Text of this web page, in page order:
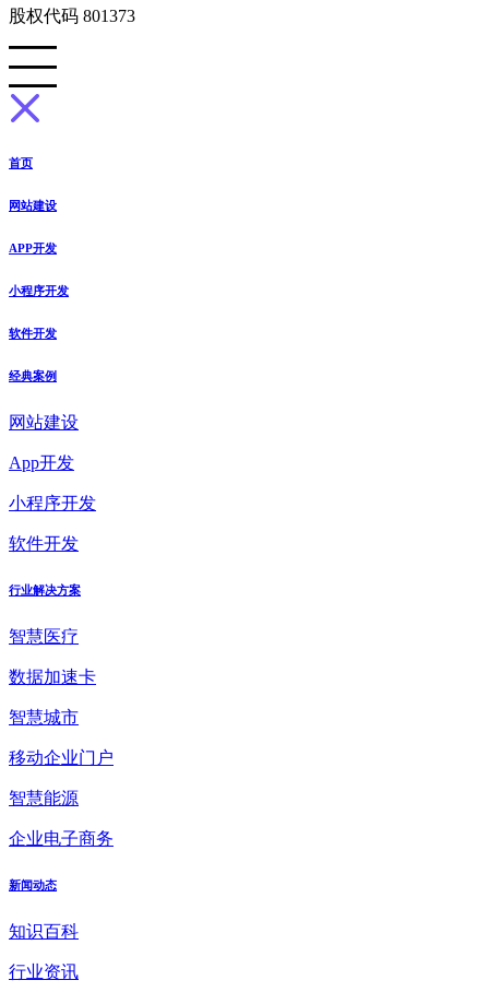
股权代码 801373
首页
网站建设
APP开发
小程序开发
软件开发
经典案例
网站建设
App开发
小程序开发
软件开发
行业解决方案
智慧医疗
数据加速卡
智慧城市
移动企业门户
智慧能源
企业电子商务
新闻动态
知识百科
行业资讯